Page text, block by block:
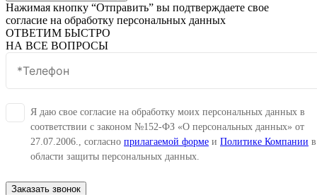
Нажимая кнопку “Отправить” вы подтверждаете свое
согласие на обработку персональных данных
ОТВЕТИМ БЫСТРО
НА ВСЕ ВОПРОСЫ
Я даю свое согласие на обработку моих персональных данных в
соответствии с законом №152-ФЗ «О персональных данных» от
27.07.2006., согласно прилагаемой форме и Политике Компании в
области защиты персональных данных.
Заказать звонок